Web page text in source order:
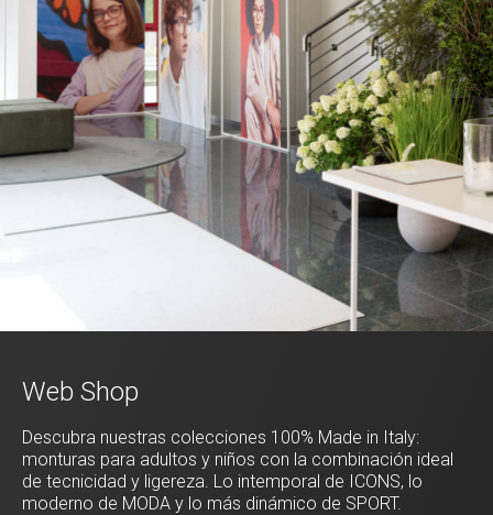
Web Shop
Descubra nuestras colecciones 100% Made in Italy:
monturas para adultos y niños con la combinación ideal
de tecnicidad y ligereza. Lo intemporal de ICONS, lo
moderno de MODA y lo más dinámico de SPORT.